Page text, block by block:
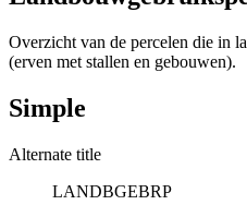
Overzicht van de percelen die in
(erven met stallen en gebouwen).
Simple
Alternate title
LANDBGEBRP